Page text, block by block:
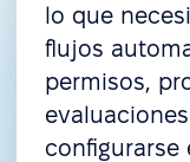
lo que
flujos
permisos,
configurarse